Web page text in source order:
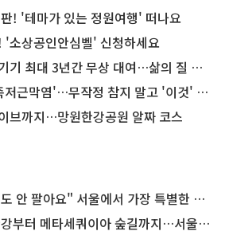
! '테마가 있는 정원여행' 떠나요
'소상공인안심벨' 신청하세요
최대 3년간 무상 대여…삶의 질 높인다
막염'…무작정 참지 말고 '이것' 해보세요!
브까지…망원한강공원 알짜 코스
아요" 서울에서 가장 특별한 편의점의 정체
메타세쿼이아 숲길까지…서울둘레길 15코스